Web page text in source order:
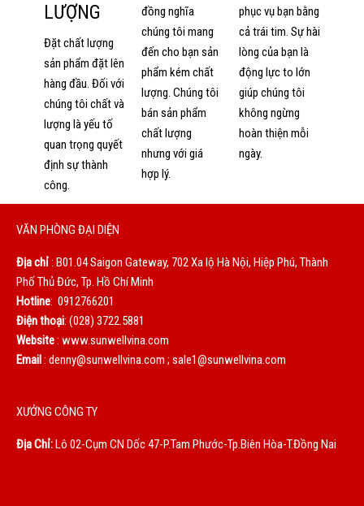
LƯỢNG
Đặt chất lượng
sản phẩm đặt lên
hàng đầu. Đối với
chúng tôi chất và
lượng là yếu tố
quan trọng quyết
định sự thành
công.
đồng nghĩa
chúng tôi mang
đến cho bạn sản
phẩm kém chất
lượng. Chúng tôi
bán sản phẩm
chất lượng
nhưng với giá
hợp lý.
phục vụ bạn bằng
cả trái tim. Sự hài
lòng của bạn là
động lực to lớn
giúp chúng tôi
không ngừng
hoàn thiện mỗi
ngày.
VĂN PHÒNG ĐẠI DIỆN
Địa chỉ: B01.04 Saigon Gateway, 702 Xa lộ Hà Nội, Hiệp Phú, Thành
Phố Thủ Đức, Tp. Hồ Chí Minh
Hotline: 0912766201
Điện thoại: (028) 3722.5881
Website: www.sunwellvina.com
Email: denny@sunwellvina.com ; sale1@sunwellvina.com
XƯỞNG CÔNG TY
Địa Chỉ:Lô 02-Cụm CN Dốc 47-P.Tam Phước-Tp.Biên Hòa-T.Đồng Nai